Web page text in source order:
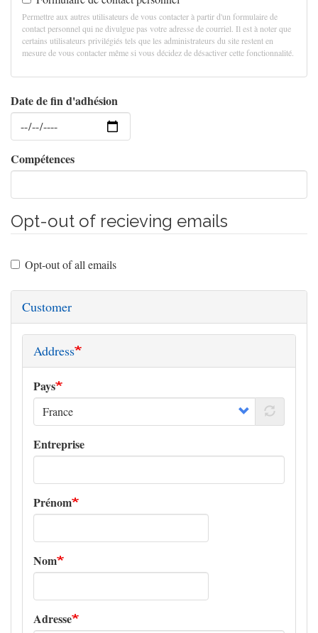
Permettre aux autres utilisateurs de vous contacter à partir d'un formulaire de
contact personnel qui ne divulgue pas votre adresse de courriel. Il est à noter que
certains utilisateurs privilégiés tels que les administrateurs du site restent en
mesure de vous contacter même si vous décidez de désactiver cette fonctionnalité.
Date de fin d'adhésion
Date
Compétences
Opt-out of recieving emails
Opt-out of all emails
Customer
Address
Pays
Entreprise
Prénom
Nom
Adresse